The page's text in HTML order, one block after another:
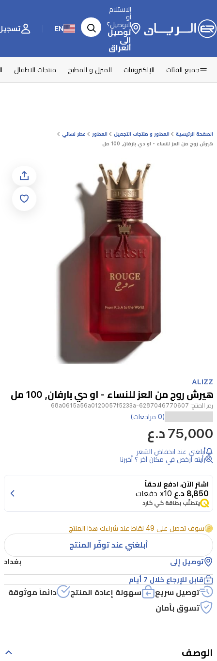
الاستلام
أو
التوصيل؟
توصيل
إلى
العراق
EN تسجيل
جميع الفئات الإلكترونيات المنزل و المطبخ منتجات الاطفال
الصفحة الرئيسية العطور و منتجات التجميل العطور
عطر نسائي
هيرش روج من العز للنساء - او دي بارفان, 100 مل
1
of
1
ALIZZ
هيرش روج من العز للنساء - او دي بارفان, 100 مل
رمز المنتج: 6287046770607-68a0615a56a0120057f5233a
هيرش
روج
من
هو
عطر
خشبي
فاخر
صُمم
للمرأة
الأنيقة.
يفتتح
مشرقة
(0 مراجعات)
75,000 د.ع
أبلغني عند انخفاض السّعر
رأيته أرخص في مكان آخر ؟ أخبرنا
اشترِ الآن، ادفع لاحقاً
8,850 د.ع x10 دفعات
يتطلّب بطاقة كي كارد
سوف تحصل على 49 نقاط عند شراءك هذا المنتج
أبلغني عند توفّر المنتج
توصيل إلى بغداد
قابل للإرجاع خلال 7 أيام
توصيل سريع سهولة إعادة المنتج
دائماً موثوقة
تسوق بأمان
الوصف